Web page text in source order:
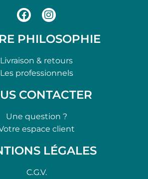
PHILOSOPHIE
Livraison & retours
Les professionnels
CONTACTER
Une question ?
espace client
LÉGALES
C.G.V.